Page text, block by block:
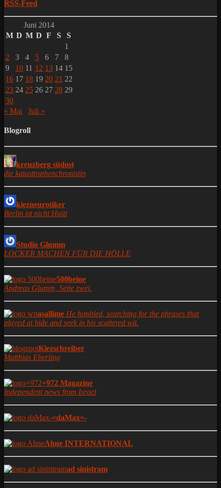
RSS-Feed
Juni 2014
M D M D F S
S
1
2
3 4 5 6 7
8
9
10 11 12 13 14 15
16 17 18 19 20 21 22
23 24 25 26 27 28 29
30
« Mai
Juli »
Blogroll
kreuzberg südost
die katastrophenchronistin
kiezneurotiker
Berlin ist nicht Haiti
Studio Glumm
LOCKER MACHEN FÜR DIE HÖLLE
500beine
Andreas Glumm, Seite zwei.
asallime He fumbled, searching for the phrases that
played at hide and seek in his scattered wit.
Kiezschreiber
Matthias Eberling
+972 Magazine
Independent news from Israel
-=daMax=-
Ahne INTERNATIONAL
ad sinistram